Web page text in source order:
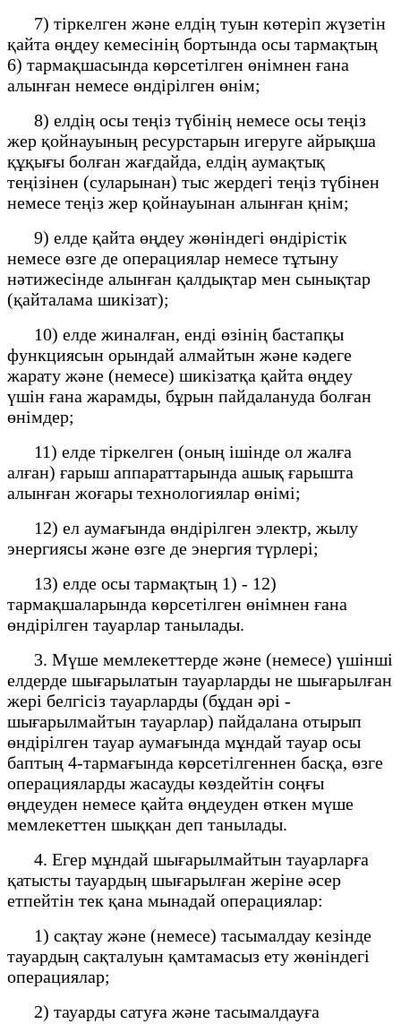
7) тіркелген және елдің туын көтеріп жүзетін
қайта өңдеу кемесінің бортында осы тармақтың
6) тармақшасында көрсетілген өнімнен ғана
алынған немесе өндірілген өнім;
8) елдің осы теңіз түбінің немесе осы теңіз
жер қойнауының ресурстарын игеруге айрықша
құқығы болған жағдайда, елдің аумақтық
теңізінен (суларынан) тыс жердегі теңіз түбінен
немесе теңіз жер қойнауынан алынған қнім;
9) елде қайта өңдеу жөніндегі өндірістік
немесе өзге де операциялар немесе тұтыну
нәтижесінде алынған қалдықтар мен сынықтар
(қайталама шикізат);
10) елде жиналған, енді өзінің бастапқы
функциясын орындай алмайтын және кәдеге
жарату және (немесе) шикізатқа қайта өңдеу
үшін ғана жарамды, бұрын пайдалануда болған
өнімдер;
11) елде тіркелген (оның ішінде ол жалға
алған) ғарыш аппараттарында ашық ғарышта
алынған жоғары технологиялар өнімі;
12) ел аумағында өндірілген электр, жылу
энергиясы және өзге де энергия түрлері;
13) елде осы тармақтың 1) - 12)
тармақшаларында көрсетілген өнімнен ғана
өндірілген тауарлар танылады.
3. Мүше мемлекеттерде және (немесе) үшінші
елдерде шығарылатын тауарларды не шығарылған
жері белгісіз тауарларды (бұдан әрі -
шығарылмайтын тауарлар) пайдалана отырып
өндірілген тауар аумағында мұндай тауар осы
баптың 4-тармағында көрсетілгеннен басқа, өзге
операцияларды жасауды көздейтін соңғы
өңдеуден немесе қайта өңдеуден өткен мүше
мемлекеттен шыққан деп танылады.
4. Егер мұндай шығарылмайтын тауарларға
қатысты тауардың шығарылған жеріне әсер
етпейтін тек қана мынадай операциялар:
1) сақтау және (немесе) тасымалдау кезінде
тауардың сақталуын қамтамасыз ету жөніндегі
операциялар;
2) тауарды сатуға және тасымалдауға